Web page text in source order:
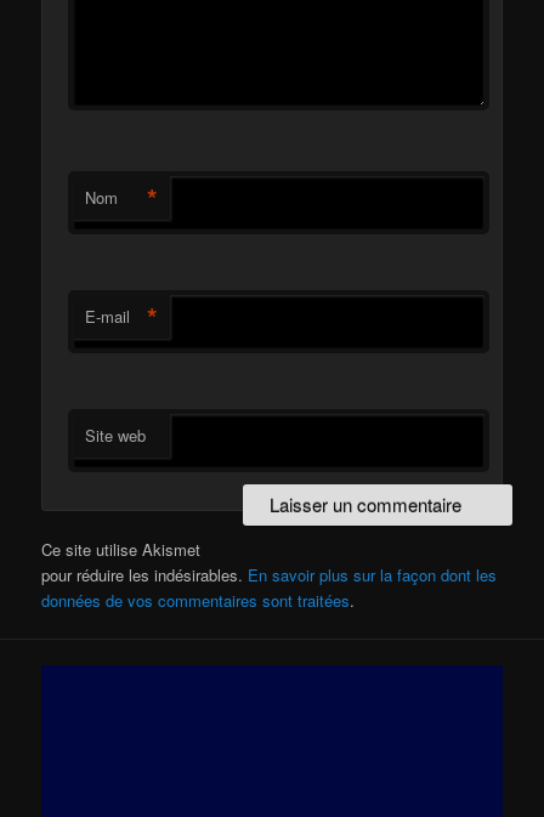
Nom *
E-mail *
Site web
Ce site utilise Akismet
pour réduire les indésirables. En savoir plus sur la façon dont les
données de vos commentaires sont traitées.